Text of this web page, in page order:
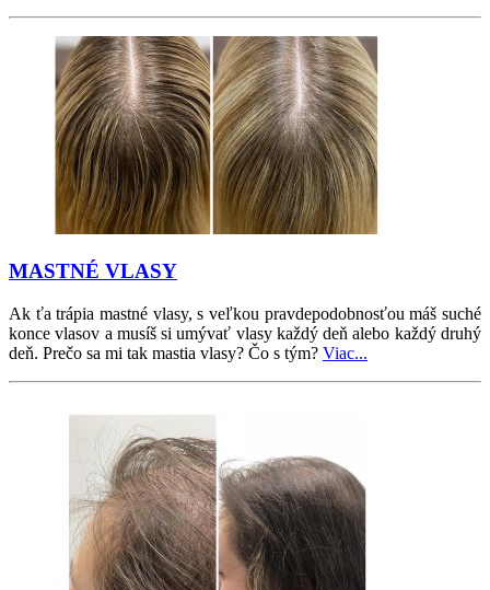
MASTNÉ VLASY
Ak ťa trápia mastné vlasy, s veľkou pravdepodobnosťou máš suché
konce vlasov a musíš si umývať vlasy každý deň alebo každý druhý
deň. Prečo sa mi tak mastia vlasy? Čo s tým? Viac...